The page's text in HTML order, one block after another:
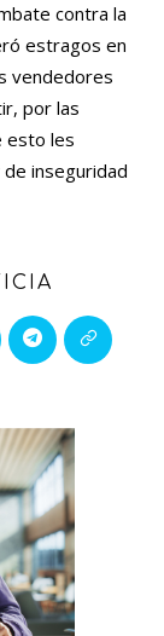
contra la
estragos en
vendedores
por las
esto les
inseguridad